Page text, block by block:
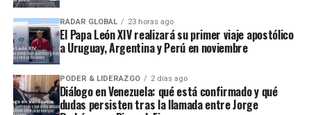
RADAR GLOBAL 23 horas ago
El Papa León XIV realizará su primer viaje apostólico
a Uruguay, Argentina y Perú en noviembre
PODER & LIDERAZGO 2 días ago
Diálogo en Venezuela: qué está confirmado y qué
dudas persisten tras la llamada entre Jorge